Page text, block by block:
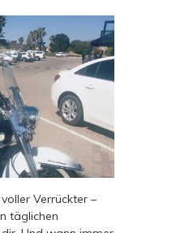
Verrückter –
täglichen